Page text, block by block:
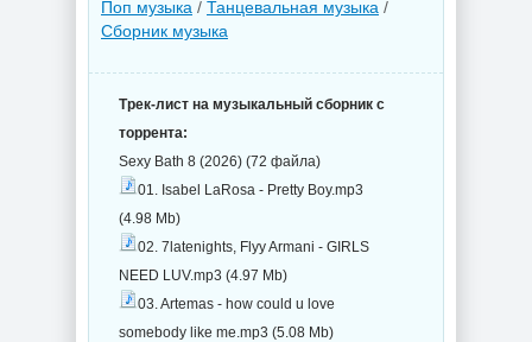
Поп музыка / Танцевальная музыка /
Сборник музыка
Трек-лист на музыкальный сборник с
торрента:
Sexy Bath 8 (2026) (72 файла)
01. Isabel LaRosa - Pretty Boy.mp3
(4.98 Mb)
02. 7latenights, Flyy Armani - GIRLS
NEED LUV.mp3 (4.97 Mb)
03. Artemas - how could u love
somebody like me.mp3 (5.08 Mb)